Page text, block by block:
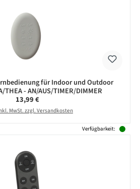
für Indoor und Outdoor
THEA - AN/AUS/TIMER/DIMMER
Regulärer Preis:
13,99 €
MwSt. zzgl. Versandkosten
Verfügbarkeit: